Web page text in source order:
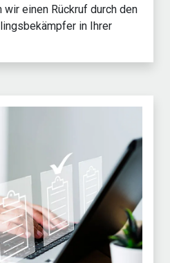
wir einen Rückruf durch den
in Ihrer